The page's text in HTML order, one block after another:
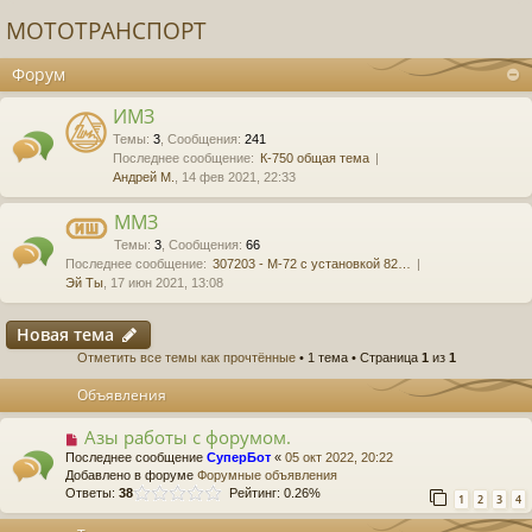
МОТОТРАНСПОРТ
Форум
ИМЗ
Темы: 3, Сообщения: 241
Последнее сообщение:
К-750 общая тема
Андрей М., 14 фев 2021, 22:33
ММЗ
Темы: 3, Сообщения: 66
Последнее сообщение: 307203 - М-72 с установкой 82…
Эй Ты, 17 июн 2021, 13:08
Новая тема
Отметить все темы как прочтённые• 1 тема • Страница 1из 1
Объявления
Азы работы с форумом.
Последнее сообщение СуперБот « 05 окт 2022, 20:22
Добавлено в форуме Форумные объявления
Ответы: 38 1 2 3 4
Рейтинг: 0.26%